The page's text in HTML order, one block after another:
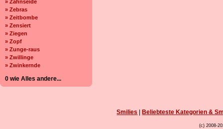
» Zahnseide
» Zebras
» Zeitbombe
» Zensiert
» Ziegen
» Zopf
» Zunge-raus
» Zwillinge
» Zwinkernde
0 wie Alles andere...
Smilies Beliebteste Kategorien &
(c) 2008-